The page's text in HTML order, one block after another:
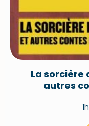
La sorcière
autres